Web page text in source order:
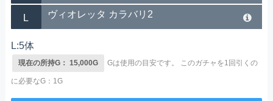
L ヴィオレッタ カラバリ2
L:5体
現在の所持G： 15,000G Gは使用の目安です。 このガチャを1回引くの
に必要なG：1G